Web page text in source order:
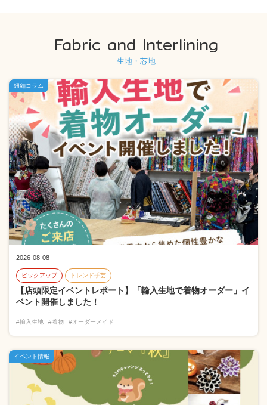
Fabric and Interlining
生地・芯地
2026-08-08
ピックアップ トレンド手芸
【店頭限定イベントレポート】「輸入生地で着物オーダー」イ
ベント開催しました！
#輸入生地 #着物 #オーダーメイド
紐釦コラム
イベント情報